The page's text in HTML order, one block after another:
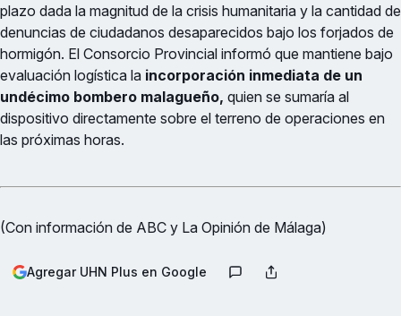
plazo dada la magnitud de la crisis humanitaria y la cantidad de
denuncias de ciudadanos desaparecidos bajo los forjados de
hormigón. El Consorcio Provincial informó que mantiene bajo
evaluación logística la incorporación inmediata de un
undécimo bombero malagueño, quien se sumaría al
dispositivo directamente sobre el terreno de operaciones en
las próximas horas.
(Con información de ABC y La Opinión de Málaga)
Agregar UHN Plus en Google